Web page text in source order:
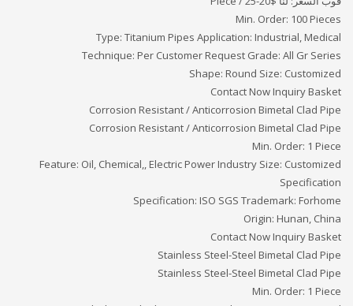
Min. Order: 100 Pieces
Type: Titanium Pipes Application: Industrial, Medical
Technique: Per Customer Request Grade: All Gr Series
Shape: Round Size: Customized
Contact Now Inquiry Basket
Corrosion Resistant / Anticorrosion Bimetal Clad Pipe
Corrosion Resistant / Anticorrosion Bimetal Clad Pipe
Min. Order: 1 Piece
Feature: Oil, Chemical,, Electric Power Industry Size: Customized
Specification
Specification: ISO SGS Trademark: Forhome
Origin: Hunan, China
Contact Now Inquiry Basket
Stainless Steel-Steel Bimetal Clad Pipe
Stainless Steel-Steel Bimetal Clad Pipe
Min. Order: 1 Piece